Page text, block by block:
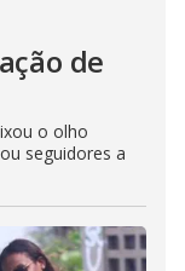
de
o olho
seguidores a